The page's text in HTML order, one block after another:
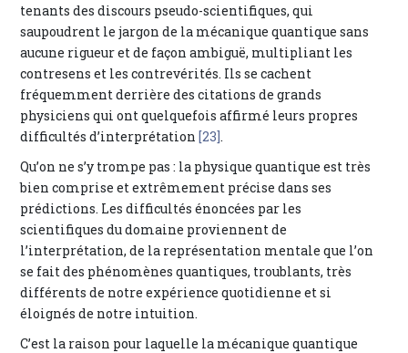
tenants des discours pseudo-scientifiques, qui
saupoudrent le jargon de la mécanique quantique sans
aucune rigueur et de façon ambiguë, multipliant les
contresens et les contrevérités. Ils se cachent
fréquemment derrière des citations de grands
physiciens qui ont quelquefois affirmé leurs propres
difficultés d’interprétation[23].
Qu’on ne s’y trompe pas : la physique quantique est très
bien comprise et extrêmement précise dans ses
prédictions. Les difficultés énoncées par les
scientifiques du domaine proviennent de
l’interprétation, de la représentation mentale que l’on
se fait des phénomènes quantiques, troublants, très
différents de notre expérience quotidienne et si
éloignés de notre intuition.
C’est la raison pour laquelle la mécanique quantique